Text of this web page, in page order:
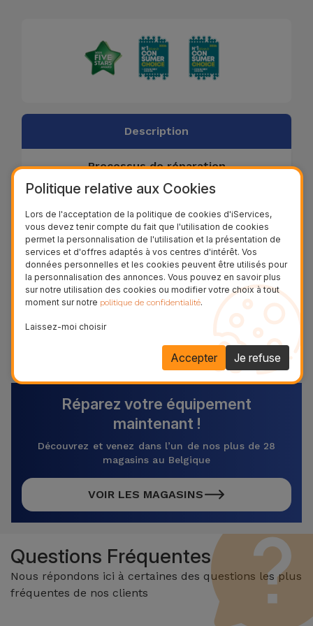
Description
Processus de réparation
Si le iMac Pro ne semble pas branché et que
la batterie ne se charge pas (le cas
échéant), l'alimentation de la batterie devra
être remplacée.
Le diagnostic est gratuit!
MAC94250
Réparez votre équipement
maintenant !
Découvrez et venez dans l’un de nos plus de 28
magasins au Belgique
VOIR LES MAGASINS
Questions Fréquentes
Nous répondons ici à certaines des questions les plus
fréquentes de nos clients
Politique relative aux Cookies
Lors de l'acceptation de la politique de cookies d'iServices,
vous devez tenir compte du fait que l'utilisation de cookies
permet la personnalisation de l'utilisation et la présentation de
services et d'offres adaptés à vos centres d'intérêt. Vos
données personnelles et les cookies peuvent être utilisés pour
la personnalisation des annonces. Vous pouvez en savoir plus
sur notre utilisation des cookies ou modifier votre choix à tout
moment sur notre politique de confidentialité.
Laissez-moi choisir
Je refuse
Accepter